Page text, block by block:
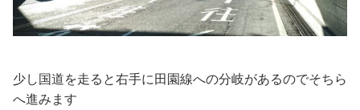
少し国道を走ると右手に田園線への分岐があるのでそちら
へ進みます